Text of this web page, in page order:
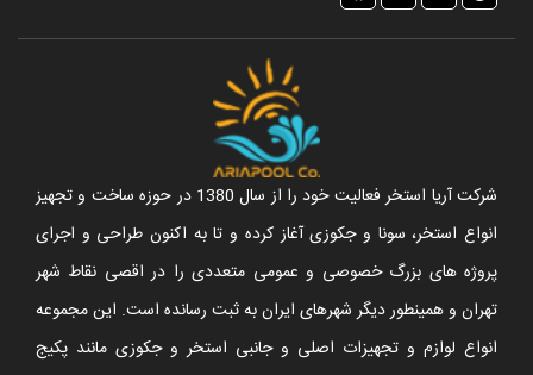
شرکت آریا استخر فعالیت خود را از سال 1380 در حوزه ساخت و تجهیز
انواع استخر، سونا و جکوزی آغاز کرده و تا به اکنون طراحی و اجرای
پروژه های بزرگ خصوصی و عمومی متعددی را در اقصی نقاط شهر
تهران و همینطور دیگر شهرهای ایران به ثبت رسانده است. این مجموعه
انواع لوازم و تجهیزات اصلی و جانبی استخر و جکوزی مانند پکیج